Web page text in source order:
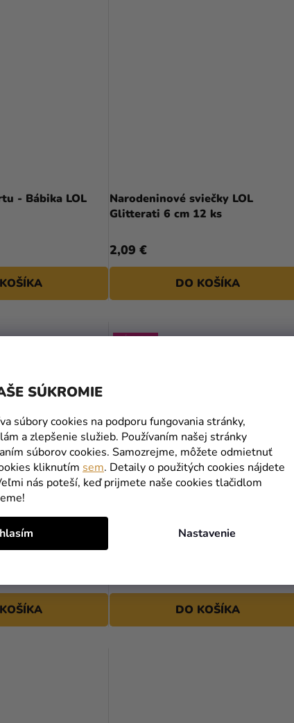
SÚKROMIE
súbory cookies na podporu fungovania stránky,
a zlepšenie služieb. Používaním našej stránky
súborov cookies. Samozrejme, môžete odmietnuť
kliknutím sem. Detaily o použitých cookies nájdete
nás poteší, keď prijmete naše cookies tlačidlom
Nastavenie
- Bábika LOL
Narodeninové sviečky LOL
Glitterati 6 cm 12 ks
2,09 €
DO KOŠÍKA
diva
VÝPREDAJ
Fóliový balón - LOL Gliteratti 46
DO KOŠÍKA